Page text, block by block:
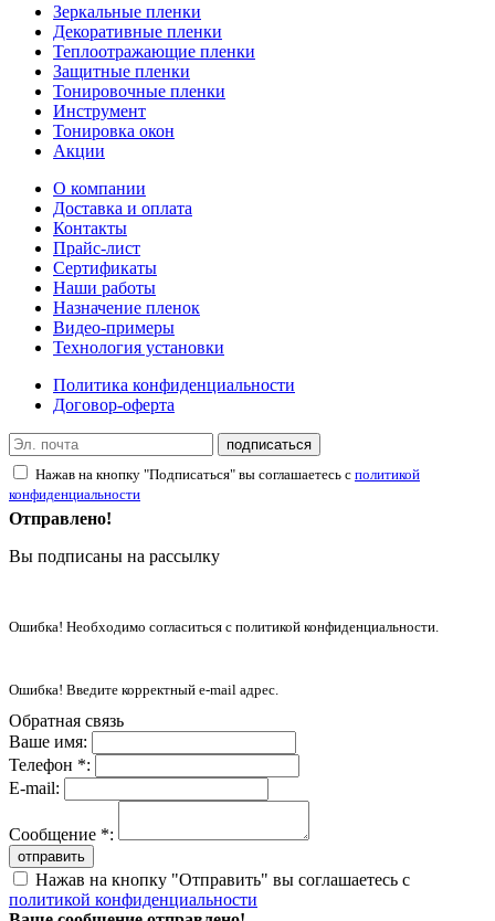
Зеркальные пленки
Декоративные пленки
Теплоотражающие пленки
Защитные пленки
Тонировочные пленки
Инструмент
Тонировка окон
Акции
О компании
Доставка и оплата
Контакты
Прайс-лист
Сертификаты
Наши работы
Назначение пленок
Видео-примеры
Технология установки
Политика конфиденциальности
Договор-оферта
подписаться
Нажав на кнопку "Подписаться" вы соглашаетесь с политикой
конфиденциальности
Отправлено!
Вы подписаны на рассылку
Ошибка! Необходимо согласиться с политикой конфиденциальности.
Ошибка! Введите корректный e-mail адрес.
Обратная связь
Ваше имя:
Телефон *:
E-mail:
Сообщение *:
отправить
Нажав на кнопку "Отправить" вы соглашаетесь с
политикой конфиденциальности